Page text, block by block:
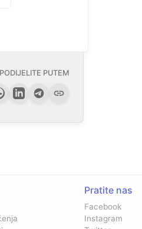
PODIJELITE PUTEM
Pratite nas
Facebook
Instagram